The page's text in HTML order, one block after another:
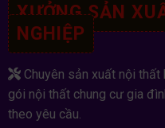
XƯỞNG SẢN
NGHIỆP
Chuyên sản xuất nội thất
gói nội thất chung cư gia
theo yêu cầu.